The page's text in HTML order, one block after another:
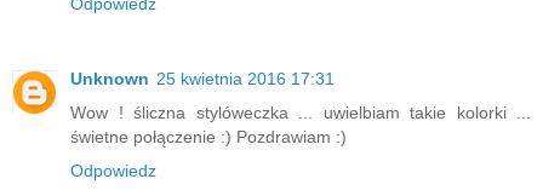
Unknown 25 kwietnia 2016 17:31
Wow ! śliczna stylóweczka ... uwielbiam takie kolorki ...
świetne połączenie :) Pozdrawiam :)
Odpowiedz